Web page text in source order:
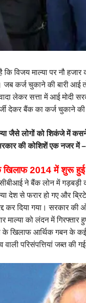
कि विजय माल्या पर नौ
जब कर्ज चुकाने की बारी आई
लेकर सत्ता में आई मोदी
देकर बैंक का कर्ज चुकाने
जैसे लोगों को शिकंजे में
की कोशिशें एक नजर में –
खिलाफ 2014 में शुरू
ने बैंक लोन में गड़बड़ी
देश से फरार हो गए और
कर दिया गया। सरकार
माल्या को लंदन में गिरफ्तार
के खिलाफ आर्थिक गबन के कई
वाली परिसंपत्तियां जब्त की